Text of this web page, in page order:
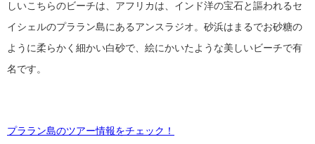
しいこちらのビーチは、アフリカは、インド洋の宝石と謳われるセ
イシェルのプララン島にあるアンスラジオ。砂浜はまるでお砂糖の
ように柔らかく細かい白砂で、絵にかいたような美しいビーチで有
名です。
プララン島のツアー情報をチェック！